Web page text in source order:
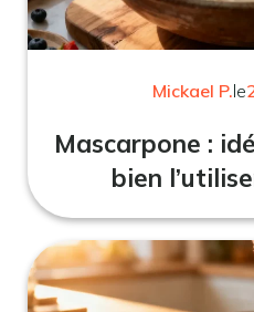
Mickael P.le
Mascarpone :
bien